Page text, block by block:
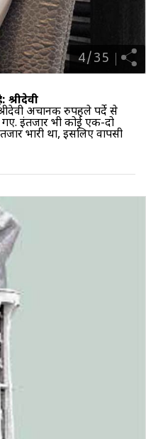
4/35
श्रीदेवी
अचानक रुपहले पर्दे से
गए. इंतजार भी कोई एक-दो
भारी था, इसलिए वापसी